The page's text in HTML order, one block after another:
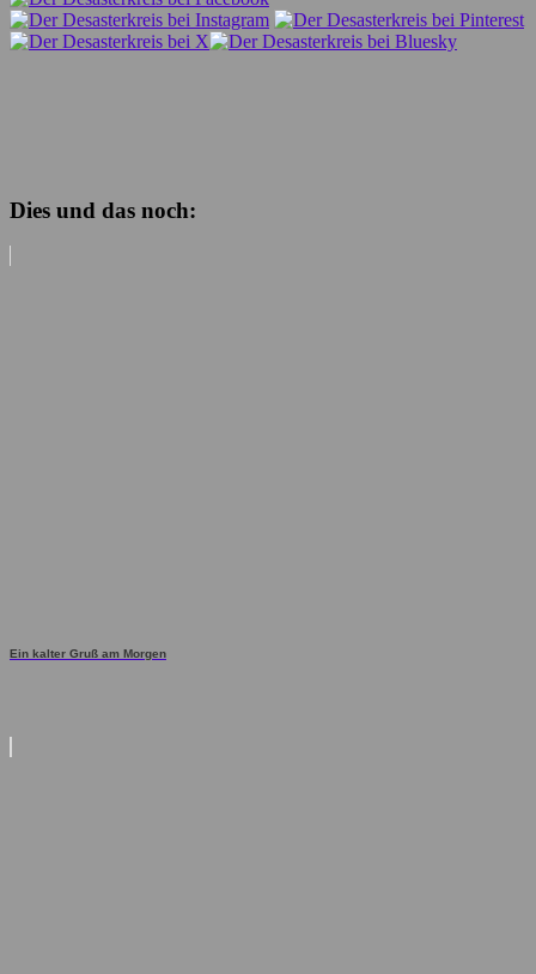
Dies und das noch:
Ein kalter Gruß am Morgen